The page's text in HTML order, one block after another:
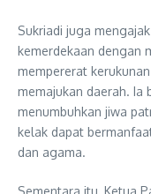
Sukriadi juga
kemerdekaan dengan
mempererat
memajukan daerah. Ia
menumbuhkan jiwa
kelak dapat
dan agama.
Sementara itu, Ketua